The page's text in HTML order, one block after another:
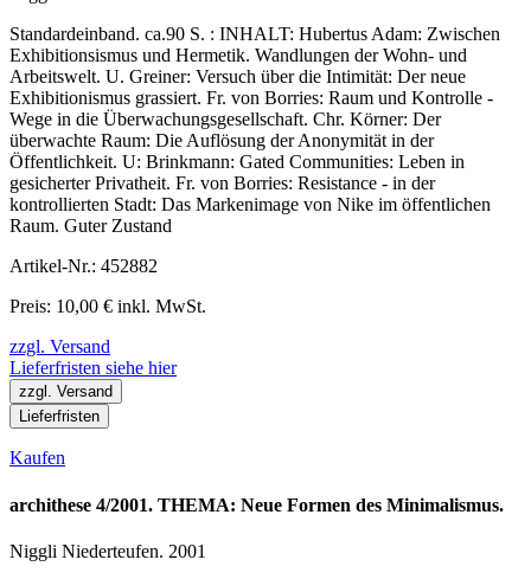
Standardeinband. ca.90 S. : INHALT: Hubertus Adam: Zwischen
Exhibitionsismus und Hermetik. Wandlungen der Wohn- und
Arbeitswelt. U. Greiner: Versuch über die Intimität: Der neue
Exhibitionismus grassiert. Fr. von Borries: Raum und Kontrolle -
Wege in die Überwachungsgesellschaft. Chr. Körner: Der
überwachte Raum: Die Auflösung der Anonymität in der
Öffentlichkeit. U: Brinkmann: Gated Communities: Leben in
gesicherter Privatheit. Fr. von Borries: Resistance - in der
kontrollierten Stadt: Das Markenimage von Nike im öffentlichen
Raum. Guter Zustand
Artikel-Nr.: 452882
Preis: 10,00 € inkl. MwSt.
zzgl. Versand
Lieferfristen siehe hier
zzgl. Versand
Lieferfristen
Kaufen
archithese 4/2001. THEMA: Neue Formen des Minimalismus.
Niggli Niederteufen. 2001